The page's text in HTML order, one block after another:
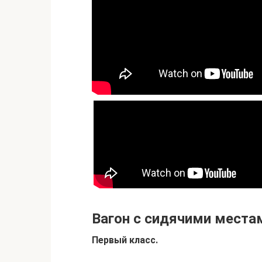
Вагон с сидячими
Первый класс.